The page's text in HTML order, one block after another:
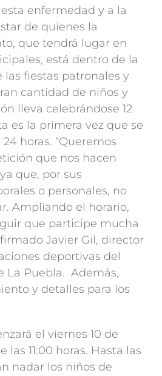
enfermedad y a la
de quienes la
que tendrá lugar en
está dentro de la
las fiestas patronales y
cantidad de niños y
lleva celebrándose 12
es la primera vez que se
horas. “Queremos
que nos hacen
que, por sus
o personales, no
Ampliando el horario,
que participe mucha
Javier Gil, director
deportivas del
La Puebla. Además,
y detalles para los
el viernes 10 de
las 11:00 horas. Hasta las
nadar los niños de